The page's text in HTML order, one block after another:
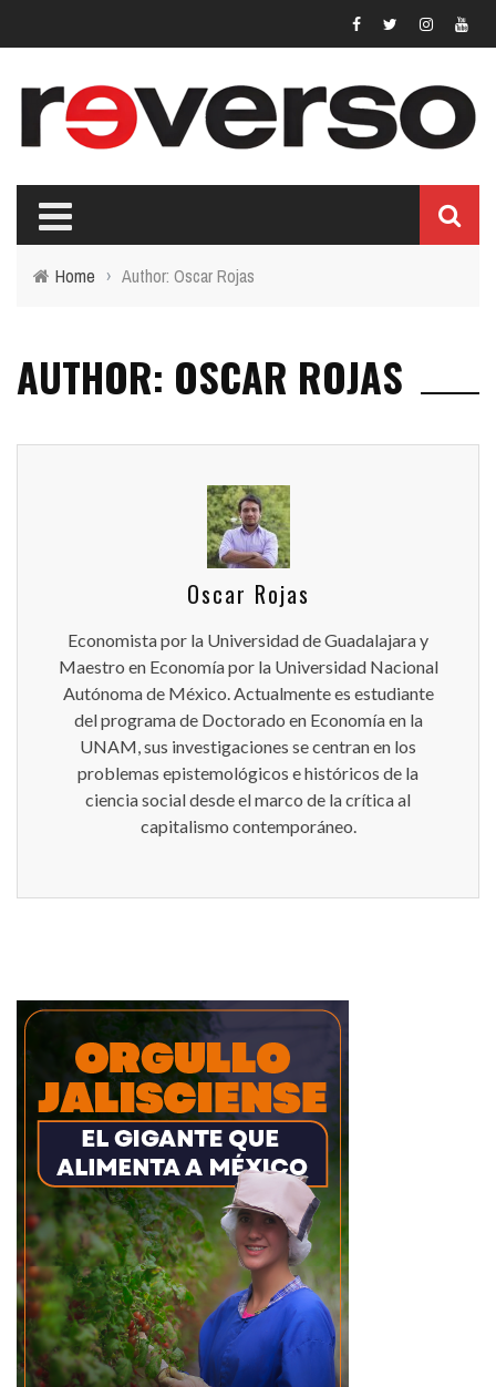
Home › Author: Oscar Rojas
AUTHOR: OSCAR ROJAS
Oscar Rojas
Economista por la Universidad de Guadalajara y
Maestro en Economía por la Universidad Nacional
Autónoma de México. Actualmente es estudiante
del programa de Doctorado en Economía en la
UNAM, sus investigaciones se centran en los
problemas epistemológicos e históricos de la
ciencia social desde el marco de la crítica al
capitalismo contemporáneo.